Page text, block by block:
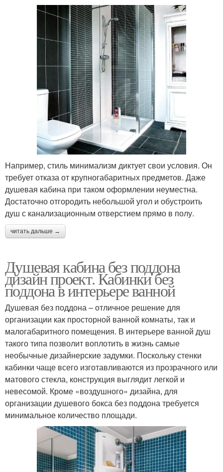
Например, стиль минимализм диктует свои условия. Он
требует отказа от крупногабаритных предметов. Даже
душевая кабина при таком оформлении неуместна.
Достаточно отгородить небольшой угол и обустроить
душ с канализационным отверстием прямо в полу.
читать дальше →
Душевая кабина без поддона
дизайн проект. Кабинки без
поддона в интерьере ванной
Душевая без поддона – отличное решение для
организации как просторной ванной комнаты, так и
малогабаритного помещения. В интерьере ванной душ
такого типа позволит воплотить в жизнь самые
необычные дизайнерские задумки. Поскольку стенки
кабинки чаще всего изготавливаются из прозрачного или
матового стекла, конструкция выглядит легкой и
невесомой. Кроме «воздушного» дизайна, для
организации душевого бокса без поддона требуется
минимальное количество площади.